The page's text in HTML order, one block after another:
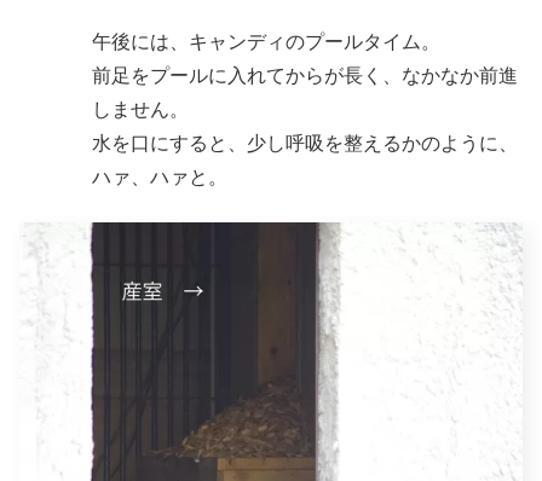
午後には、キャンディのプールタイム。
前足をプールに入れてからが長く、なかなか前進
しません。
水を口にすると、少し呼吸を整えるかのように、
ハァ、ハァと。